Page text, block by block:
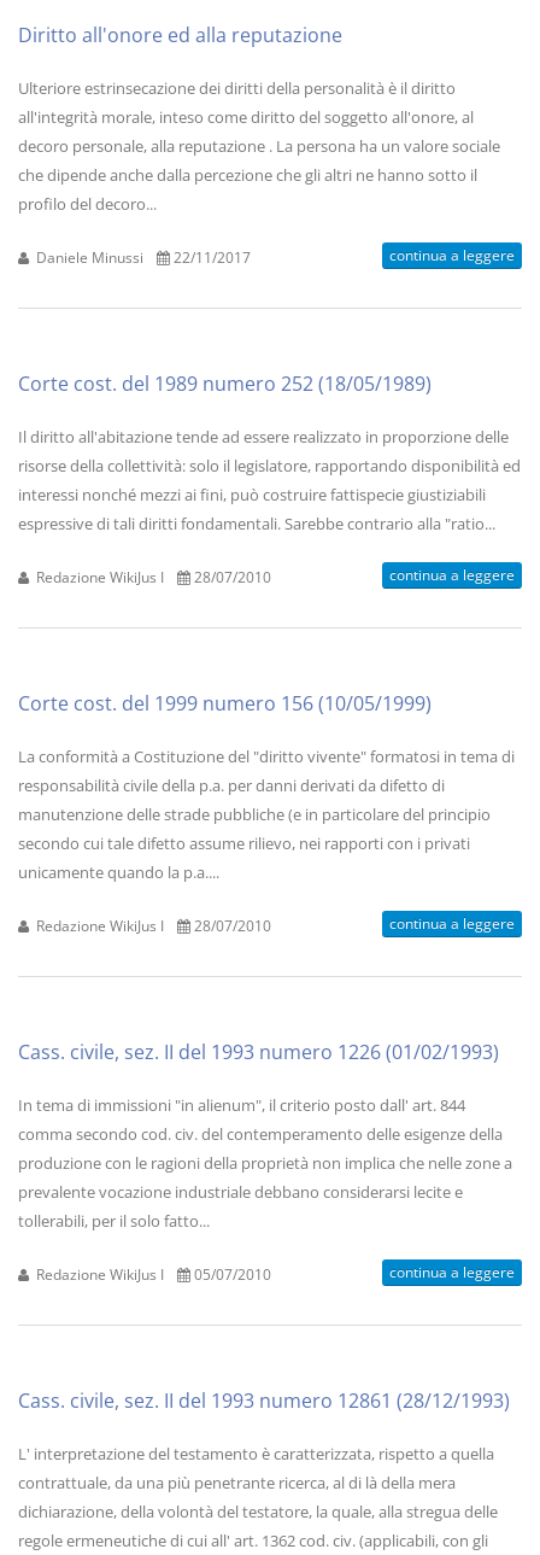
Diritto all'onore ed alla reputazione
Ulteriore estrinsecazione dei diritti della personalità è il diritto
all'integrità morale, inteso come diritto del soggetto all'onore, al
decoro personale, alla reputazione . La persona ha un valore sociale
che dipende anche dalla percezione che gli altri ne hanno sotto il
profilo del decoro...
Daniele Minussi 22/11/2017 continua a leggere
Corte cost. del 1989 numero 252 (18/05/1989)
Il diritto all'abitazione tende ad essere realizzato in proporzione delle
risorse della collettività: solo il legislatore, rapportando disponibilità ed
interessi nonché mezzi ai fini, può costruire fattispecie giustiziabili
espressive di tali diritti fondamentali. Sarebbe contrario alla "ratio...
Redazione WikiJus I 28/07/2010 continua a leggere
Corte cost. del 1999 numero 156 (10/05/1999)
La conformità a Costituzione del "diritto vivente" formatosi in tema di
responsabilità civile della p.a. per danni derivati da difetto di
manutenzione delle strade pubbliche (e in particolare del principio
secondo cui tale difetto assume rilievo, nei rapporti con i privati
unicamente quando la p.a....
Redazione WikiJus I 28/07/2010 continua a leggere
Cass. civile, sez. II del 1993 numero 1226 (01/02/1993)
In tema di immissioni "in alienum", il criterio posto dall' art. 844
comma secondo cod. civ. del contemperamento delle esigenze della
produzione con le ragioni della proprietà non implica che nelle zone a
prevalente vocazione industriale debbano considerarsi lecite e
tollerabili, per il solo fatto...
Redazione WikiJus I 05/07/2010 continua a leggere
Cass. civile, sez. II del 1993 numero 12861 (28/12/1993)
L' interpretazione del testamento è caratterizzata, rispetto a quella
contrattuale, da una più penetrante ricerca, al di là della mera
dichiarazione, della volontà del testatore, la quale, alla stregua delle
regole ermeneutiche di cui all' art. 1362 cod. civ. (applicabili, con gli